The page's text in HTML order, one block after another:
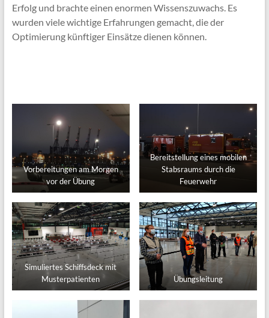
Erfolg und brachte einen enormen Wissenszuwachs. Es
wurden viele wichtige Erfahrungen gemacht, die der
Optimierung künftiger Einsätze dienen können.
Vorbereitungen am Morgen
vor der Übung
Bereitstellung eines mobilen
Stabsraums durch die
Feuerwehr
Simuliertes Schiffsdeck mit
Musterpatienten
Übungsleitung